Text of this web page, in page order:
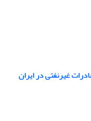
غیرنفتی در ایران